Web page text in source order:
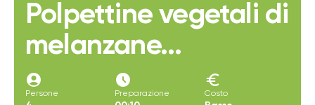
Polpettine vegetali di
melanzane...
account_circle
Persone
access_time_filled
Preparazione
euro
Costo